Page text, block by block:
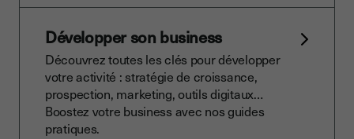
Développer son business
Découvrez toutes les clés pour développer
votre activité : stratégie de croissance,
prospection, marketing, outils digitaux…
Boostez votre business avec nos guides
pratiques.